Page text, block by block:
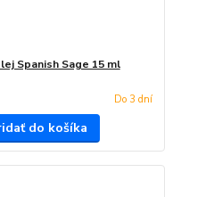
Spanish Sage 15 ml
Do 3 dní
do košíka